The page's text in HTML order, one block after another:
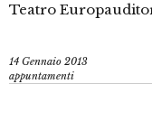
Teatro
14 Gennaio 2013
appuntamenti